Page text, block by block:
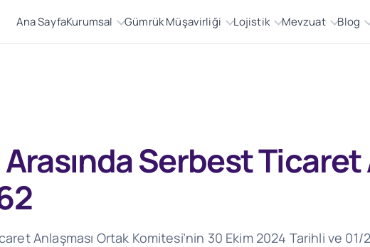
Ana SayfaKurumsal Gümrük Müşavirliği Lojistik Mevzuat Blog
Serbest Ticaret
Anlaşması Ortak Komitesi’nin 30 Ekim 2024 Tarihli ve 01/